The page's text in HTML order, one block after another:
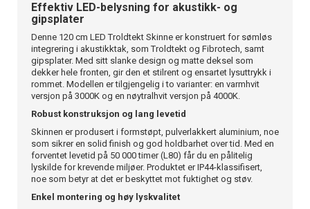
Effektiv LED-belysning for akustikk- og
gipsplater
Denne 120 cm LED Troldtekt Skinne er konstruert for sømløs
integrering i akustikktak, som Troldtekt og Fibrotech, samt
gipsplater. Med sitt slanke design og matte deksel som
dekker hele fronten, gir den et stilrent og ensartet lysuttrykk i
rommet. Modellen er tilgjengelig i to varianter: en varmhvit
versjon på 3000K og en nøytralhvit versjon på 4000K.
Robust konstruksjon og lang levetid
Skinnen er produsert i formstøpt, pulverlakkert aluminium, noe
som sikrer en solid finish og god holdbarhet over tid. Med en
forventet levetid på 50 000 timer (L80) får du en pålitelig
lyskilde for krevende miljøer. Produktet er IP44-klassifisert,
noe som betyr at det er beskyttet mot fuktighet og støv.
Enkel montering og høy lyskvalitet